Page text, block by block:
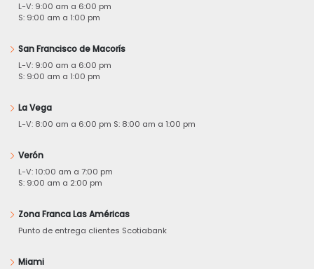
L-V: 9:00 am a 6:00 pm
S: 9:00 am a 1:00 pm
San Francisco de Macorís
L-V: 9:00 am a 6:00 pm
S: 9:00 am a 1:00 pm
La Vega
L-V: 8:00 am a 6:00 pm S: 8:00 am a 1:00 pm
Verón
L-V: 10:00 am a 7:00 pm
S: 9:00 am a 2:00 pm
Zona Franca Las Américas
Punto de entrega clientes Scotiabank
Miami